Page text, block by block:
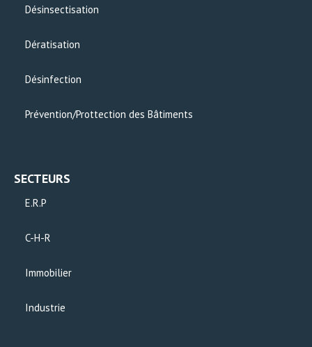
Désinsectisation
Dératisation
Désinfection
Prévention/Prottection des Bâtiments
SECTEURS
E.R.P
C-H-R
Immobilier
Industrie